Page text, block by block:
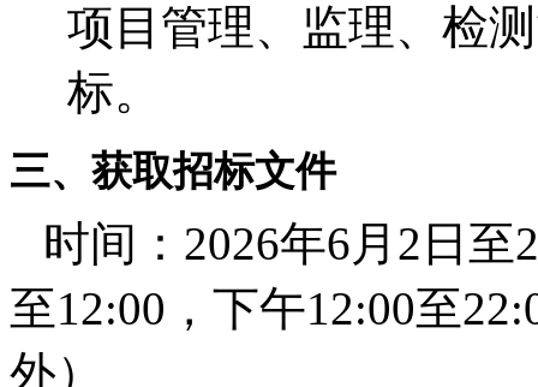
项目管理、监理、检
标。
三、获取招标文件
时间：2026年6月2日至
至12:00，下午12:00至
外）